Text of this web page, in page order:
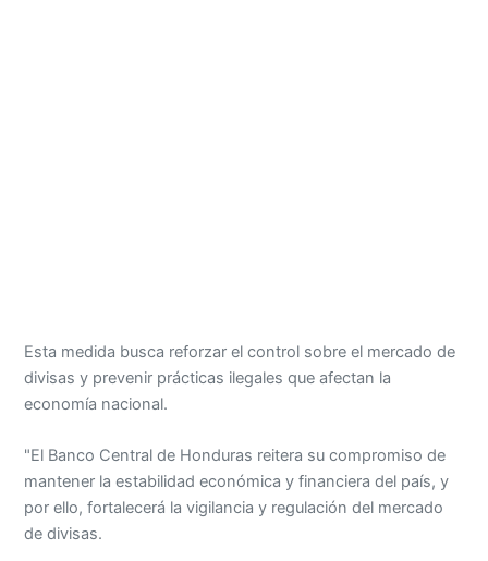
Esta medida busca reforzar el control sobre el mercado de
divisas y prevenir prácticas ilegales que afectan la
economía nacional.
"El Banco Central de Honduras reitera su compromiso de
mantener la estabilidad económica y financiera del país, y
por ello, fortalecerá la vigilancia y regulación del mercado
de divisas.